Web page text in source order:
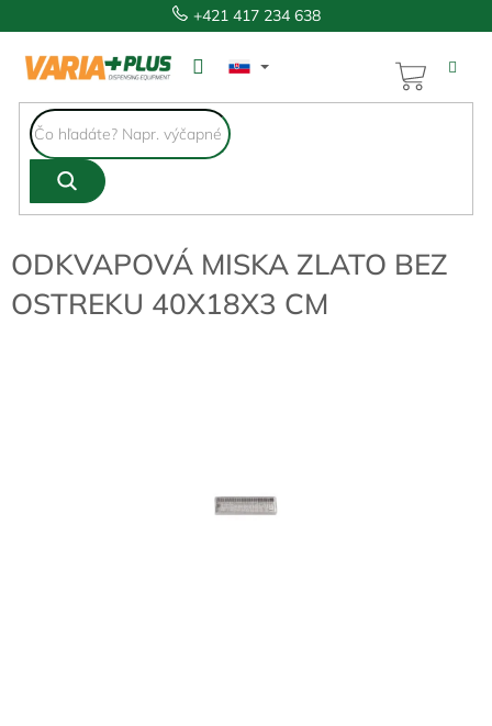
na
obsah
+421 417 234 638
KOŠÍK
ODKVAPOVÁ MISKA ZLATO BEZ
OSTREKU 40X18X3 CM